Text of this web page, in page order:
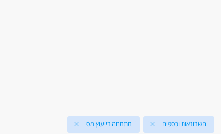
חשבונאות וכספים מתמחה בייעוץ מס